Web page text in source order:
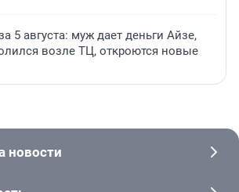
5 августа: муж дает деньги Айзе,
возле ТЦ, откроются новые
новости